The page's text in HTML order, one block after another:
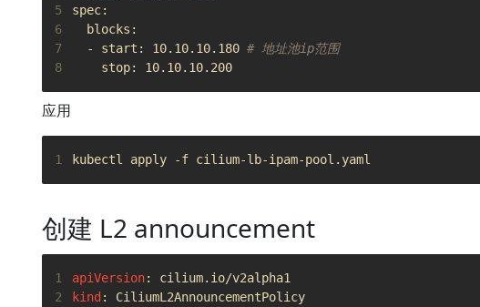
5
6
7
  - start: 10.10.10.180
# 地址池ip范围
8
    stop: 10.10.10.200
应用
1
创建 L2 announcement
1 apiVersion:
cilium.io/v2alpha1
2
kind :
CiliumL2AnnouncementPolicy